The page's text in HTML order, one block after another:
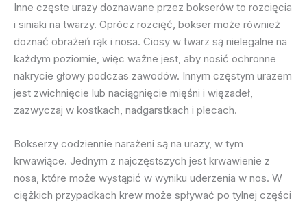
Inne częste urazy doznawane przez bokserów to rozcięcia
i siniaki na twarzy. Oprócz rozcięć, bokser może również
doznać obrażeń rąk i nosa. Ciosy w twarz są nielegalne na
każdym poziomie, więc ważne jest, aby nosić ochronne
nakrycie głowy podczas zawodów. Innym częstym urazem
jest zwichnięcie lub naciągnięcie mięśni i więzadeł,
zazwyczaj w kostkach, nadgarstkach i plecach.
Bokserzy codziennie narażeni są na urazy, w tym
krwawiące. Jednym z najczęstszych jest krwawienie z
nosa, które może wystąpić w wyniku uderzenia w nos. W
ciężkich przypadkach krew może spływać po tylnej części